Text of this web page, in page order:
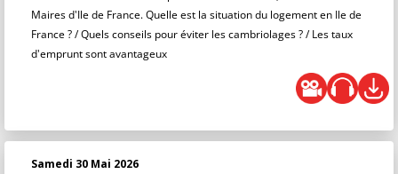
Maires d'Ile de France. Quelle est la situation du logement en Ile de
France ? / Quels conseils pour éviter les cambriolages ? / Les taux
d'emprunt sont avantageux
Samedi 30 Mai 2026